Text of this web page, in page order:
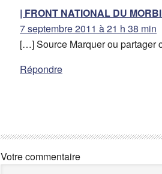
| FRONT NATIONAL DU
7 septembre 2011 à 21 h 38 min
[…] Source Marquer ou partager
Répondre
Votre commentaire